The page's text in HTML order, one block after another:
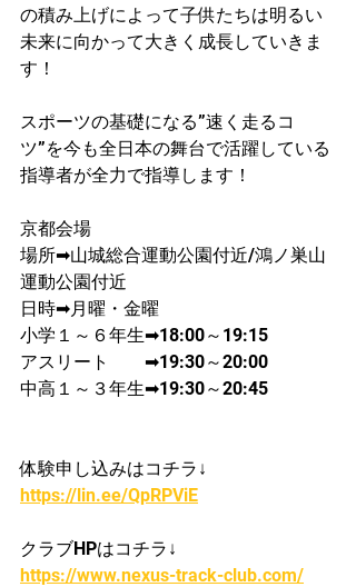
の積み上げによって子供たちは明るい
未来に向かって大きく成長していきま
す！
スポーツの基礎になる”速く走るコ
ツ”を今も全日本の舞台で活躍している
指導者が​全力で指導します！
京都会場
場所➡山城総合運動公園付近/鴻ノ巣山
運動公園付近
日時➡月曜・金曜
​小学１～６年生➡18:00～19:15
アスリート　　➡19:30～20:00
中高１～３年生➡19:30～20:45
体験申し込みはコチラ↓
https://lin.ee/QpRPViE
クラブHPはコチラ↓
https://www.nexus-track-club.com/